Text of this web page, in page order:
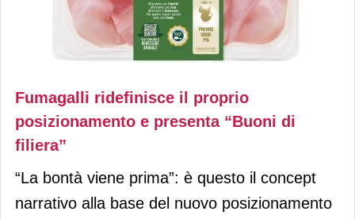
Fumagalli ridefinisce il proprio
posizionamento e presenta “Buoni di
filiera”
“La bontà viene prima”: è questo il concept
narrativo alla base del nuovo posizionamento